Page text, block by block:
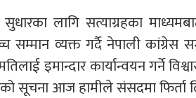
सुधारका लागि सत्याग्रहका
सम्मान व्यक्त गर्दै नेपाली
इमान्दार कार्यान्वयन गर्ने
सूचना आज हामीले संसदमा फिर्ता